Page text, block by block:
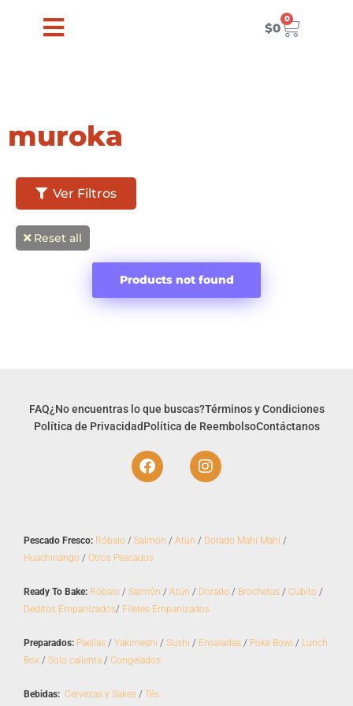
$0
0
Carrito
muroka
Ver Filtros
Reset all
Products not found
FAQ¿No encuentras lo que buscas?Términos y Condiciones
Política de PrivacidadPolítica de ReembolsoContáctanos
F
a
o
o
I
n
g
Pescado Fresco: Róbalo / Salmón / Atún / Dorado Mahi Mahi /
Huachinango / Otros Pescados
Ready To Bake: Róbalo / Salmón / Atún / Dorado / Brochetas / Cubito /
Deditos Empanizados/ Filetes Empanizados
Preparados: Paellas / Yakimeshi / Sushi / Ensaladas / Poke Bowl / Lunch
Box / Solo calienta / Congelados
Bebidas: Cervezas y Sakes / Tés